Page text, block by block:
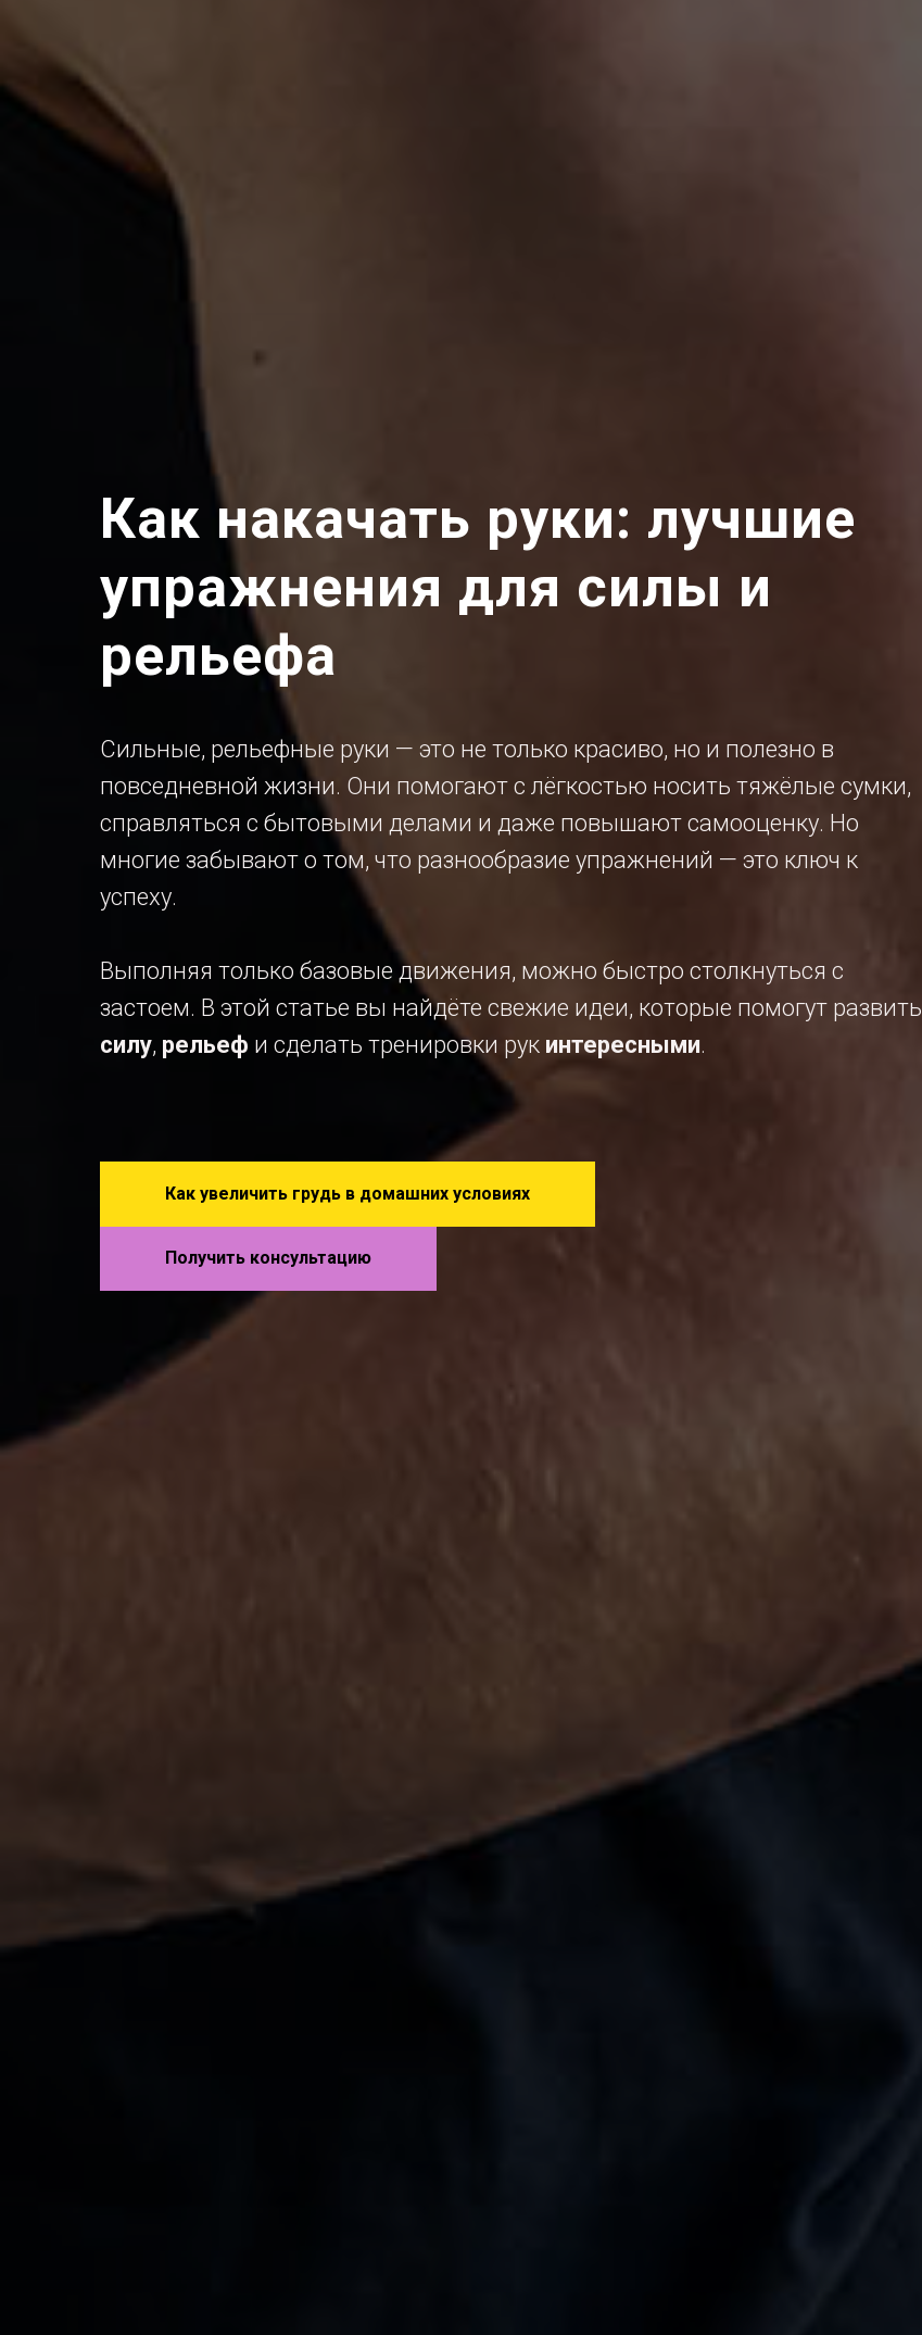
Как накачать руки: лучшие
упражнения для силы и
рельефа
Сильные, рельефные руки — это не только красиво, но и полезно в
повседневной жизни. Они помогают с лёгкостью носить тяжёлые сумки,
справляться с бытовыми делами и даже повышают самооценку. Но
многие забывают о том, что разнообразие упражнений — это ключ к
успеху.
Выполняя только базовые движения, можно быстро столкнуться с
застоем. В этой статье вы найдёте свежие идеи, которые помогут развить
силу, рельеф и сделать тренировки рук интересными.
Как увеличить грудь в домашних условиях
Получить консультацию